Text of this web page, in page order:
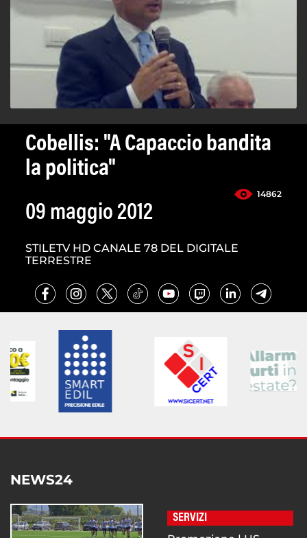
Cobellis: "A Capaccio bandita
la politica"
14862
09 maggio 2012
STILETV HD CANALE 78 DEL DIGITALE
TERRESTRE
NEWS24
SERVIZI